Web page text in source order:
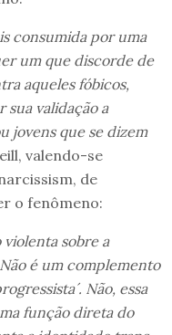
consumida por uma
um que discorde de
aqueles fóbicos,
sua validação a
jovens que se dizem
valendo-se
de
o fenômeno:
violenta sobre a
é um complemento
Não, essa
função direta do